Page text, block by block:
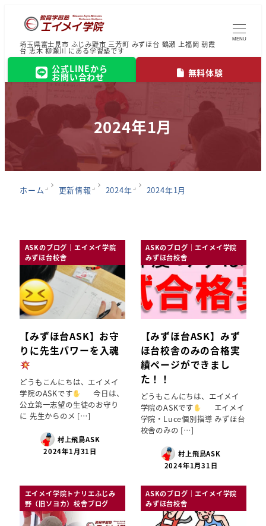
埼玉県富士見市 ふじみ野市 三芳町 みずほ台 鶴瀬 上福岡 朝霞
台 志木 柳瀬川 にある学習塾です
公式LINEから
お問い合わせ 無料体験
MENU
2024年1月
ホーム 更新情報 2024年 2024年1月
ASKのブログ｜エイメイ学院
みずほ台校舎
【みずほ台ASK】お守
りに先生パワーを入魂
どうもこんにちは、エイメイ
学院のASKです
今日は、
公立第一志望の生徒のお守り
に 先生からのメ […]
村上飛鳥ASK
2024年1月31日
ASKのブログ｜エイメイ学院
みずほ台校舎
【みずほ台ASK】みず
ほ台校舎のみの合格実
績ページができまし
た！！
どうもこんにちは、エイメイ
学院のASKです
エイメイ
学院・Luce個別指導 みずほ台
校舎のみの […]
村上飛鳥ASK
2024年1月31日
エイメイ学院トナリエふじみ
野（旧ソヨカ）校舎ブログ
ASKのブログ｜エイメイ学院
みずほ台校舎